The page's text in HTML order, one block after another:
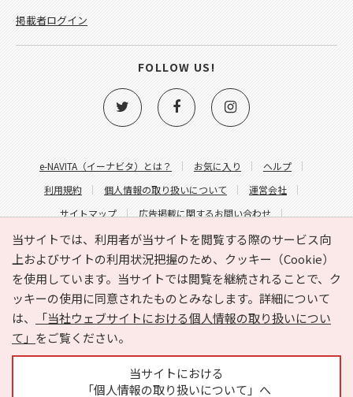
当サイトでは、利用者が当サイトを閲覧する際のサービス向
上およびサイトの利用状況把握のため、クッキー（Cookie）
を使用しています。当サイトでは閲覧を継続されることで、ク
ッキーの使用に同意されたものとみなします。詳細について
は、
「当社ウェブサイトにおける個人情報の取り扱いについ
て」 をご覧ください。
当サイトにおける
「個人情報の取り扱いについて」へ
e-NAVITA（イーナビタ）とは？ お気に入り
ヘルプ
利用規約
個人情報の取り扱いについて
運営会社
サイトマップ
広告掲載に関するお問い合わせ
サイトの内容に関するお問い合わせ
掲載者ログイン
FOLLOW US!
Copyright © HYOJITO.Co.,Ltd. All Rights Reserved.